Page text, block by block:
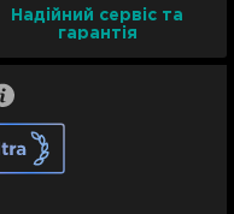
Надійний сервіс та
гарантія